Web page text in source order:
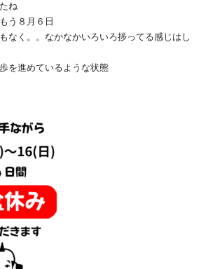
ね
う８月６日
なく。。なかなかいろいろ捗ってる感じはし
を進めているような状態